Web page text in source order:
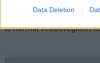
Data Deletion
drága kiegészítőt is
Apple által zafírüvegnek
is normál védőüvegként